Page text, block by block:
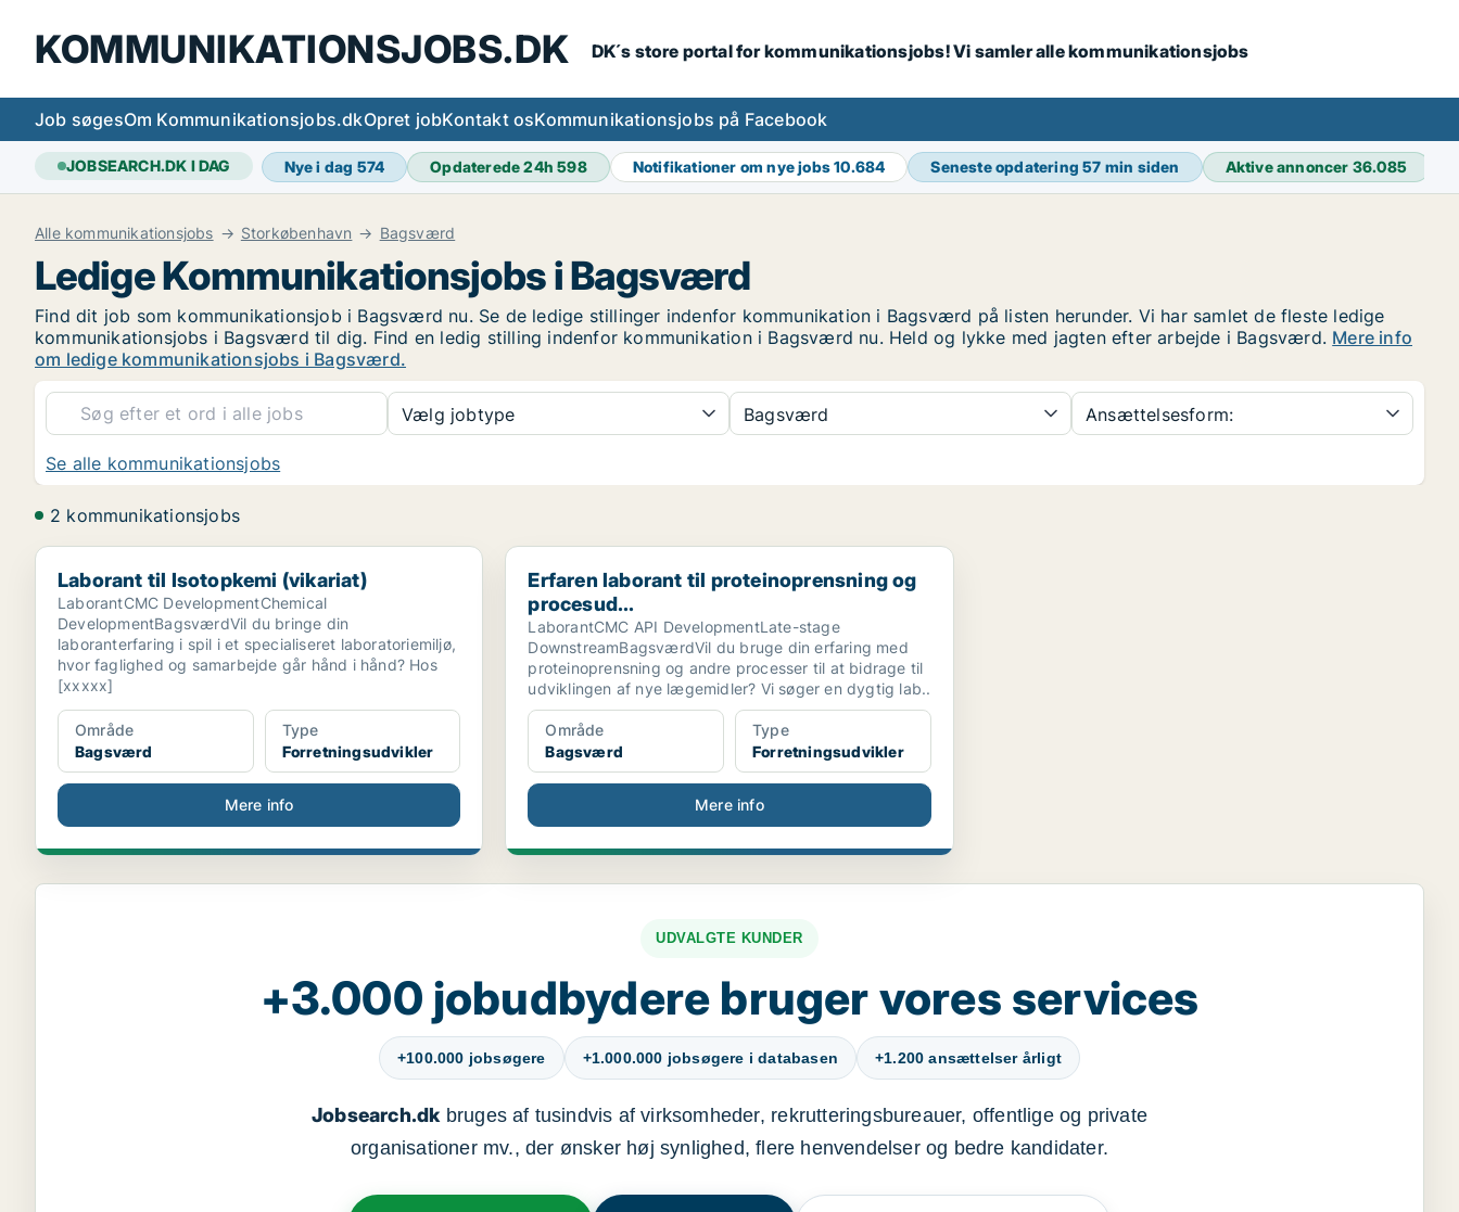
KOMMUNIKATIONSJOBS.DK DK´s store portal for kommunikationsjobs! Vi samler alle kommunikationsjobs
Job søgesOm Kommunikationsjobs.dkOpret jobKontakt osKommunikationsjobs på Facebook
JOBSEARCH.DK I DAG Nye i dag 574 Opdaterede 24h598 Notifikationer om nye jobs10.684 Seneste opdatering57 min siden Aktive annoncer 36.085
Alle kommunikationsjobs Storkøbenhavn Bagsværd
Ledige Kommunikationsjobs i Bagsværd
Find dit job som kommunikationsjob i Bagsværd nu. Se de ledige stillinger indenfor kommunikation i Bagsværd på listen herunder. Vi har samlet de fleste ledige
kommunikationsjobs i Bagsværd til dig. Find en ledig stilling indenfor kommunikation i Bagsværd nu. Held og lykke med jagten efter arbejde i Bagsværd. Mere info
om ledige kommunikationsjobs i Bagsværd.
Vælg jobtype Bagsværd Ansættelsesform:
Se alle kommunikationsjobs
2 kommunikationsjobs
Laborant til Isotopkemi (vikariat)
Laborant til Isotopkemi (vikariat)
LaborantCMC DevelopmentChemical
DevelopmentBagsværdVil du bringe din
laboranterfaring i spil i et specialiseret laboratoriemiljø,
hvor faglighed og samarbejde går hånd i hånd? Hos
[xxxxx]
Område
Bagsværd
Type
Forretningsudvikler
Mere info
Erfaren laborant til proteinoprensning og procesud...
Erfaren laborant til proteinoprensning og
procesud...
LaborantCMC API DevelopmentLate-stage
DownstreamBagsværdVil du bruge din erfaring med
proteinoprensning og andre processer til at bidrage til
udviklingen af nye lægemidler? Vi søger en dygtig lab..
Område
Bagsværd
Type
Forretningsudvikler
Mere info
UDVALGTE KUNDER
+3.000 jobudbydere bruger vores services
+100.000 jobsøgere +1.000.000 jobsøgere i databasen +1.200 ansættelser årligt
Jobsearch.dkbruges af tusindvis af virksomheder, rekrutteringsbureauer, offentlige og private
organisationer mv., der ønsker høj synlighed, flere henvendelser og bedre kandidater.